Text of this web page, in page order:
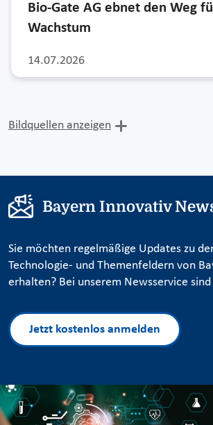
14.07.2026
Bio-Gate AG ebnet den Weg
Wachstum
Bildquellen anzeigen
Bayern Innovativ
Sie möchten regelmäßige Updates zu
Technologie- und Themenfeldern von
erhalten? Bei unserem Newsservice
Jetzt kostenlos anmelden